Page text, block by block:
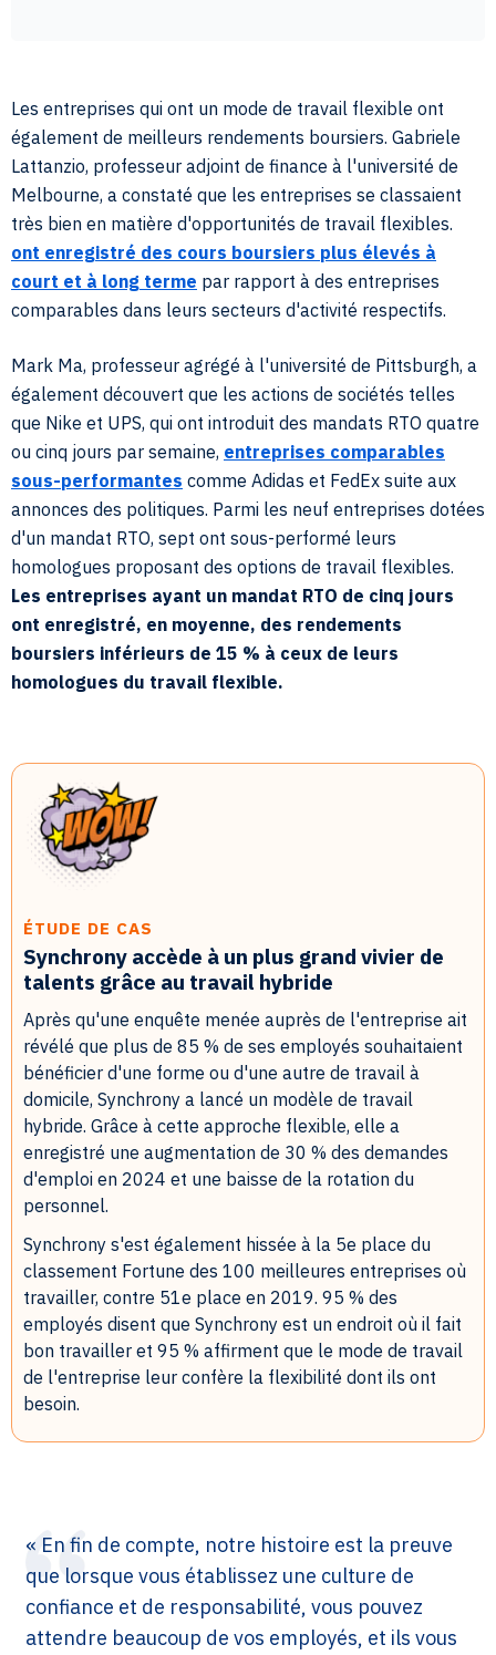
Les entreprises qui ont un mode de travail flexible ont
également de meilleurs rendements boursiers. Gabriele
Lattanzio, professeur adjoint de finance à l'université de
Melbourne, a constaté que les entreprises se classaient
très bien en matière d'opportunités de travail flexibles.
ont enregistré des cours boursiers plus élevés à
court et à long terme par rapport à des entreprises
comparables dans leurs secteurs d'activité respectifs.
Mark Ma, professeur agrégé à l'université de Pittsburgh, a
également découvert que les actions de sociétés telles
que Nike et UPS, qui ont introduit des mandats RTO quatre
ou cinq jours par semaine, entreprises comparables
sous-performantes comme Adidas et FedEx suite aux
annonces des politiques. Parmi les neuf entreprises dotées
d'un mandat RTO, sept ont sous-performé leurs
homologues proposant des options de travail flexibles.
Les entreprises ayant un mandat RTO de cinq jours
ont enregistré, en moyenne, des rendements
boursiers inférieurs de 15 % à ceux de leurs
homologues du travail flexible.
ÉTUDE DE CAS
Synchrony accède à un plus grand vivier de
talents grâce au travail hybride
Après qu'une enquête menée auprès de l'entreprise ait
révélé que plus de 85 % de ses employés souhaitaient
bénéficier d'une forme ou d'une autre de travail à
domicile, Synchrony a lancé un modèle de travail
hybride. Grâce à cette approche flexible, elle a
enregistré une augmentation de 30 % des demandes
d'emploi en 2024 et une baisse de la rotation du
personnel.
Synchrony s'est également hissée à la 5e place du
classement Fortune des 100 meilleures entreprises où
travailler, contre 51e place en 2019. 95 % des
employés disent que Synchrony est un endroit où il fait
bon travailler et 95 % affirment que le mode de travail
de l'entreprise leur confère la flexibilité dont ils ont
besoin.
« En fin de compte, notre histoire est la preuve
que lorsque vous établissez une culture de
confiance et de responsabilité, vous pouvez
attendre beaucoup de vos employés, et ils vous